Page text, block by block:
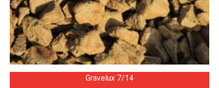
Gravelux 7/14